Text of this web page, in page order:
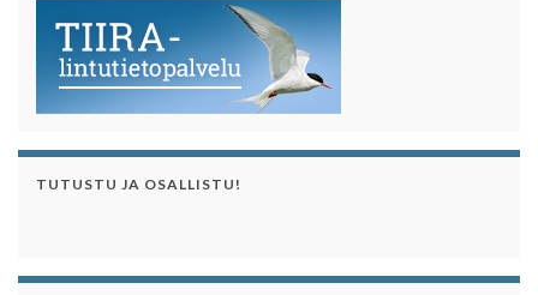
TUTUSTU JA OSALLISTU!